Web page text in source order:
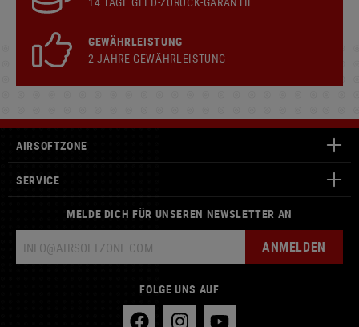
GEWÄHRLEISTUNG
2 JAHRE GEWÄHRLEISTUNG
AIRSOFTZONE
SERVICE
MELDE DICH FÜR UNSEREN NEWSLETTER AN
ANMELDEN
FOLGE UNS AUF